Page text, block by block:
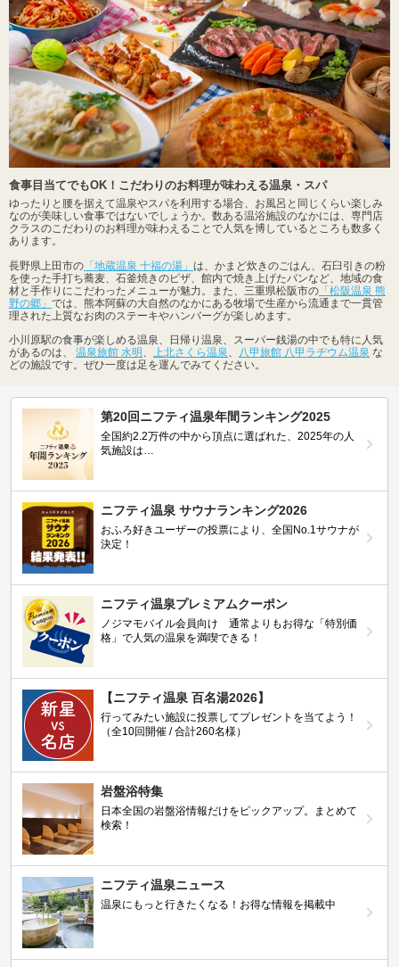
食事目当てでもOK！こだわりのお料理が味わえる温泉・スパ
ゆったりと腰を据えて温泉やスパを利用する場合、お風呂と同じくらい楽しみ
なのが美味しい食事ではないでしょうか。数ある温浴施設のなかには、専門店
クラスのこだわりのお料理が味わえることで人気を博しているところも数多く
あります。
長野県上田市の 「地蔵温泉 十福の湯」 は、かまど炊きのごはん、石臼引きの粉
を使った手打ち蕎麦、石釜焼きのピザ、館内で焼き上げたパンなど、地域の食
材と手作りにこだわったメニューが魅力。また、三重県松阪市の 「松阪温泉 熊
野の郷」 では、熊本阿蘇の大自然のなかにある牧場で生産から流通まで一貫管
理された上質なお肉のステーキやハンバーグが楽しめます。
小川原駅の食事が楽しめる温泉、日帰り温泉、スーパー銭湯の中でも特に人気
があるのは、 温泉旅館 水明 上北さくら温泉 八甲旅館 八甲ラヂウム温泉 な
どの施設です。ぜひ一度は足を運んでみてください。
第20回ニフティ温泉年間ランキング2025
全国約2.2万件の中から頂点に選ばれた、2025年の人
気施設は…
ニフティ温泉 サウナランキング2026
おふろ好きユーザーの投票により、全国No.1サウナが
決定！
ニフティ温泉プレミアムクーポン
ノジマモバイル会員向け 通常よりもお得な「特別価
格」で人気の温泉を満喫できる！
【ニフティ温泉 百名湯2026】
行ってみたい施設に投票してプレゼントを当てよう！
（全10回開催 / 合計260名様）
岩盤浴特集
日本全国の岩盤浴情報だけをピックアップ。まとめて
検索！
ニフティ温泉ニュース
温泉にもっと行きたくなる！お得な情報を掲載中